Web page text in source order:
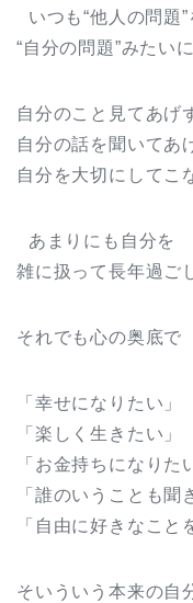
いつも“他人の問題
“自分の問題”みたい
自分のこと見てあげ
自分の話を聞いてあ
自分を大切にしてこ
あまりにも自分を
雑に扱って長年過ご
それでも心の奥底で
「幸せになりたい」
「楽しく生きたい」
「お金持ちになりた
「誰のいうことも聞
「自由に好きなこと
そいういう本来の自